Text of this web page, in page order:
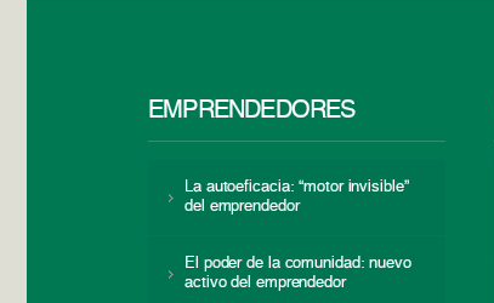
EMPRENDEDORES
La autoeficacia: “motor invisible”
del emprendedor
El poder de la comunidad: nuevo
activo del emprendedor